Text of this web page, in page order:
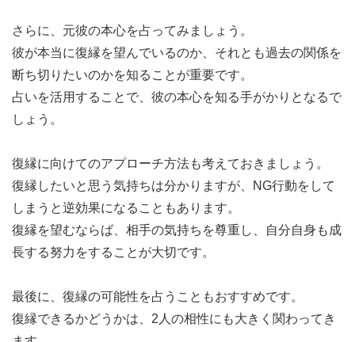
さらに、元彼の本心を占ってみましょう。
彼が本当に復縁を望んでいるのか、それとも過去の関係を
断ち切りたいのかを知ることが重要です。
占いを活用することで、彼の本心を知る手がかりとなるで
しょう。
復縁に向けてのアプローチ方法も考えておきましょう。
復縁したいと思う気持ちは分かりますが、NG行動をして
しまうと逆効果になることもあります。
復縁を望むならば、相手の気持ちを尊重し、自分自身も成
長する努力をすることが大切です。
最後に、復縁の可能性を占うこともおすすめです。
復縁できるかどうかは、2人の相性にも大きく関わってき